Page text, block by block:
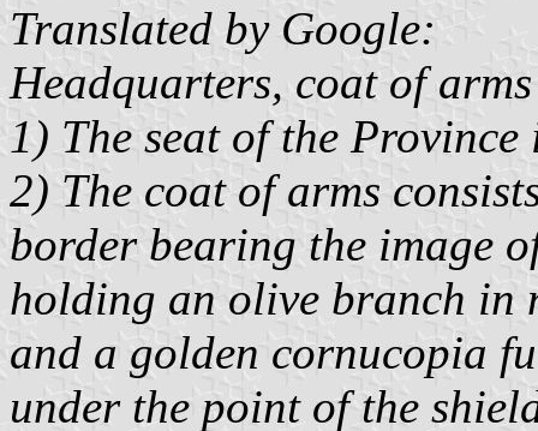
Translated by Google:
Headquarters, coat of
1) The seat of the
2) The coat of arms
border bearing the image
holding an olive branch
and a golden cornucopia
under the point of the